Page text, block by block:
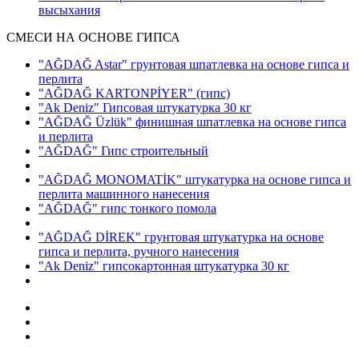
высыхания
СМЕСИ НА ОСНОВЕ ГИПСА
"AĞDAĞ Astar" грунтовая шпатлевка на основе гипса и
перлита
"AĞDAĞ KARTONPİYER" (гипс)
"Ak Deniz" Гипсовая штукатурка 30 кг
"AĞDAĞ Üzlük" финишная шпатлевка на основе гипса
и перлита
"AĞDAĞ" Гипс строительный
"AĞDAĞ MONOMATİK" штукатурка на основе гипса и
перлита машинного нанесения
"AĞDAĞ" гипс тонкого помола
"AĞDAĞ DİREK" грунтовая штукатурка на основе
гипса и перлита, ручного нанесения
"Ak Deniz" гипсокартонная штукатурка 30 кг